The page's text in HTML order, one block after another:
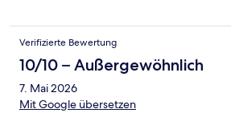
Verifizierte Bewertung
10/10 – Außergewöhnlich
7. Mai 2026
Mit Google übersetzen